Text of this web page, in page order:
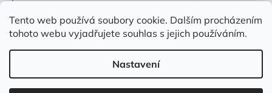
Tento web používá soubory cookie. Dalším procházením
tohoto webu vyjadřujete souhlas s jejich používáním.
Nastavení